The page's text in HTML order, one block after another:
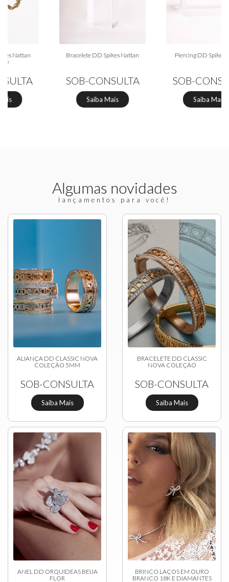
Bracelete DD Spikes Nattan
SOB-CONSULTA
Saiba Mais
Piercing DD Spikes Nattan
SOB-CONSULTA
Saiba Mais
Algumas novidades
lançamentos para você!
ALIANÇA DD CLASSIC NOVA
COLEÇÃO 5MM
SOB-CONSULTA
Saiba Mais
BRACELETE DD CLASSIC
NOVA COLEÇÃO
SOB-CONSULTA
Saiba Mais
ANEL DD ORQUIDEAS BEIJA
FLOR
BRINCO LAÇOS EM OURO
BRANCO 18K E DIAMANTES